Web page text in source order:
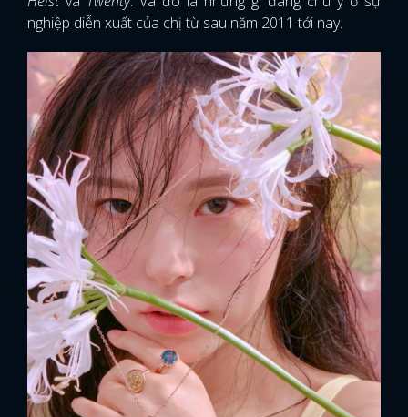
nghiệp diễn xuất của chị từ sau năm 2011 tới nay.